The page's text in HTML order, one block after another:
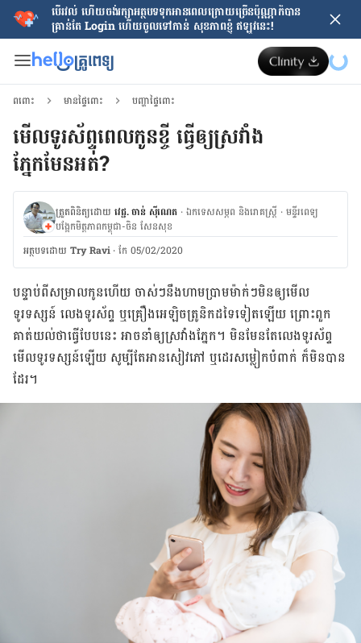
បើរវល់ ហើយចង់​រក្សាអត្ថបទទុកអានពេលក្រោយ​ច្រើនប៉ុណ្ណាក៏បាន
គ្រាន់តែ​ Login ហើយចូលទៅកាន់ សុខភាពខ្ញុំ ឥឡូវនេះ!
ពពោះ មានផ្ទៃពោះ បញ្ហាផ្ទៃពោះ
មើលទូរស័ព្ទពេលកូនខ្ចី ធ្វើឲ្យស្រវាំង
ភ្នែកមែនអត់?
ត្រួតពិនិត្យដោយ វេជ្ជ. ចាន់ ស៊ីណេត ·ឯកទេសសម្ភព និងរោគស្ត្រី ·ម​ន្ទីរពេទ្យ
បង្អែកមិត្តភាពកម្ពុជា-ចិន សែនសុខ
អត្ថបទ​ដោយ Try Ravi · កែ 05/02/2020
បន្ទាប់ពី​សម្រាល​កូន​ហើយ ចាស់​ៗ​នឹង​ហាមប្រាម​ម៉ាក់​ៗ​មិន​ឲ្យ​មើល​
ទូរទស្សន៍ លេង​ទូរស័ព្ទ ឬ​គ្រឿង​អេឡិចត្រូនិក​ដទៃ​ទៀត​ឡើយ ព្រោះ​ពួក
គាត់​យល់​ថា​ធ្វើ​បែប​នេះ អាច​នាំ​ឲ្យ​ស្រវាំង​ភ្នែក។ មិនមែន​តែ​លេង​ទូរស័ព្ទ
មើល​ទូរទស្សន៍​ឡើយ សូម្បី​តែ​អាន​សៀវភៅ ឬ​ដេរ​សម្លៀកបំពាក់ ក៏​មិន​បាន​
ដែរ។